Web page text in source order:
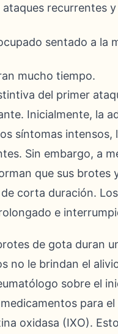
recurrentes
mucho tiempo.
del primer
Inicialmente, la
síntomas
Sin embargo, a
que sus
corta duración.
e
de gota duran
no le brindan el
sobre el
para
oxidasa (IXO).